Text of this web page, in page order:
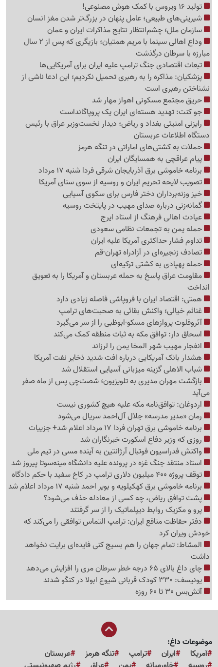
تولید 16 ویروس با کمک هوش مصنوعی!
شیرینی‌های طبیعی؛ عامل پنهان در بزرگ‌تر شدن مغز انسان
سازمان ملل؛ چشم‌انتظار نتایج مذاکرات ایران و عمان
وداع اهالی سینما با مریم همتیان؛ بازیگری که پس از 2 سال
مبارزه با سرطان درگذشت
تبعات اقتصادی جنگ ترامپ علیه ایران برای آمریکایی‌ها
پزشکیان: مذاکره را به رهبری تحمیل نکردیم؛ این ادعا ناشی از
نشناختن رهبری است
حریق مجتمع مسکونی اهواز مهار شد
جو کنت: تهدید هسته‌ای ایران یک پروپاگانداست
رایزنی امنیتی بغداد و ریاض؛ دیدار نخست‌وزیر عراق با رئیس
دستگاه اطلاعات عربستان
حملات به کشتی‌های اماراتی در تنگه هرمز
پیام عراقچی به همسایگان ایران
برنامه خاموشی برق آذربایجان شرقی فردا شنبه 17 مرداد
تصویب لایحه تحریم ایران و روسیه از سوی سنای آمریکا
خیز وزنه‌برداران دختر فارس برای سکوی آسیایی
گمانه‌زنی درباره صدای مهیب در پایتخت روسیه
عیادت اهالی فرهنگ از استاد ایرج
حمله یمن به تجمعات نظامی سعودی
تداوم فشار حداکثری آمریکا علیه ایران
تصادف زنجیره‌ای در آزادراه تهران-قم
حمله پهپادی به کشتی ترکیه‌ای
مقاومت عراق پاسخ به حمله عربستان و آمریکا را به تعویق
انداخت
همتی: اقتصاد ایران با فروپاشی فاصله زیادی دارد
غنائم خیالی؛ واکنش بقائی به صحبت‌های ترامپ
آئروفلوت پروازهای مسکو-ابوظبی را از سر می‌گیرد
اسحاق دار: توافق مکه به ثبات منطقه کمک می‌کند
انفجار مهیب شهر المخا یمن را لرزاند
هشدار بانک آمریکایی درباره افت شدید ذخایر نفت آمریکا
شباب الاهلی گزینه میزبانی آسیایی استقلال شد
بازگشت مهران مدیری به تلویزیون؛ شصت‌چی پس از ماه صفر
می‌آید
اردوغان: توافق‌نامه مکه علیه هیچ کشوری نیست
رمان «مدیر مدرسه» جلال آل‌احمد سریال می‌شود
برنامه خاموشی برق تهران فردا 17 مرداد اعلام شد+ جزییات
روزی که وزیر دفاع اسکورت خبرنگاران شد
واکنش فدراسیون فوتبال آرژانتین به آینده مسی در تیم ملی
استاد منتقد جنگ غزه در پرونده علیه دانشگاه مینه‌سوتا پیروز شد
توقف پروژه 400 میلیون دلاری ترامپ در کاخ سفید با حکم دادگاه
برنامه خاموشی برق کهکیلویه و بویر احمد شنبه 17 مرداد اعلام شد
پشت توافق ریاض، چه کسی از معادله حذف می‌شود؟
پرو و مکزیک روابط دیپلماتیک را از سر گرفتند
دفتر حفاظت منافع ایران: ترامپ التماس توافقی را می‌کند که
خودش ویران کرد
المشاط: تمام جهان را هم بسیج کنی فایده‌ای برایت نخواهد
داشت
چای داغ بالای 65 درجه خطر سرطان مری را افزایش می‌دهد
یونیسف: 330 کودک قربانی شیوع ابولا در کنگو شدند
آتش‌بس 30 تا 60 روزه
موضوعات داغ:
آمریکا
ایران ترامپ تنگه هرمز
عربستان